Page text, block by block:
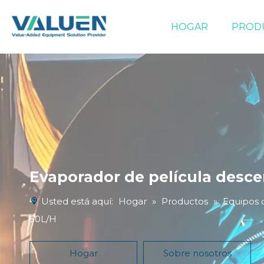
HOGAR
Evaporador de película
Usted está aquí: Hogar » Productos » Equipos
50L/H
Hogar Sobre nosotros